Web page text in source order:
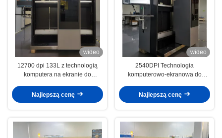
wideo
12700 dpi 133L z technologią
komputera na ekranie do
etykiet i płyt PCB
Najlepszą cenę
wideo
2540DPI Technologia
komputerowo-ekranowa do
etykiet i płyt PCB
Najlepszą cenę